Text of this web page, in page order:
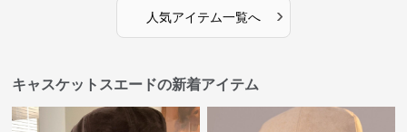
人気アイテム一覧へ ›
キャスケットスエードの新着アイテム